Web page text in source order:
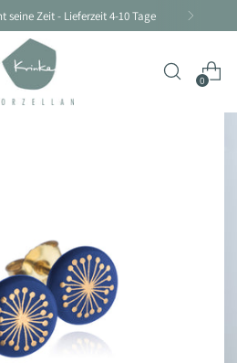
seine Zeit - Lieferzeit 4-10 Tage
0